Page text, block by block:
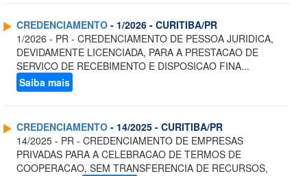
CREDENCIAMENTO - 1/2026 - CURITIBA/PR
1/2026 - PR - CREDENCIAMENTO DE PESSOA JURIDICA,
DEVIDAMENTE LICENCIADA, PARA A PRESTACAO DE
SERVICO DE RECEBIMENTO E DISPOSICAO FINA...
Saiba mais
CREDENCIAMENTO - 14/2025 - CURITIBA/PR
14/2025 - PR - CREDENCIAMENTO DE EMPRESAS
PRIVADAS PARA A CELEBRACAO DE TERMOS DE
COOPERACAO, SEM TRANSFERENCIA DE RECURSOS,